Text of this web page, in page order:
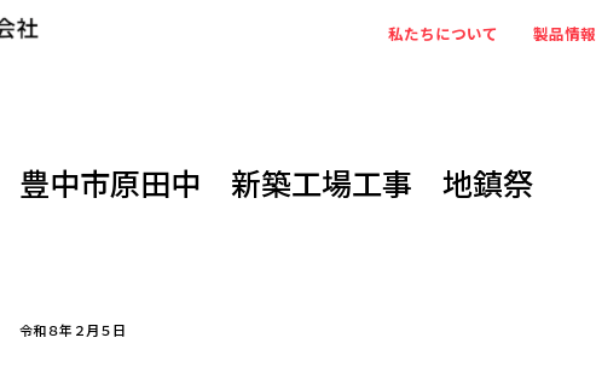
私たちについて 製品情報
豊中市原田中 新築工場工事 地鎮祭
令和８年２月５日